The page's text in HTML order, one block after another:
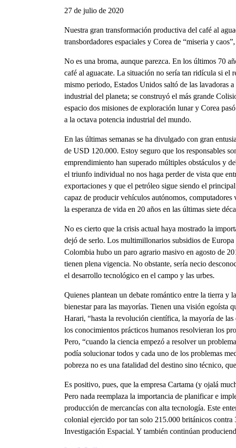
27 de julio de 2020
Nuestra gran transformación productiva del café al
transbordadores espaciales y Corea de “miseria y
No es una broma, aunque parezca. En los últimos 70
café al aguacate. La situación no sería tan ridícula si el
mismo periodo, Estados Unidos saltó de las lavadoras
industrial del planeta; se construyó el más grande
espacio dos misiones de exploración lunar y Corea
a la octava potencia industrial del mundo.
En las últimas semanas se ha divulgado con gran
de USD 120.000. Estoy seguro que los responsables
emprendimiento han superado múltiples obstáculos y
el triunfo individual no nos haga perder de vista que
exportaciones y que el petróleo sigue siendo el
capaz de producir vehículos autónomos,
la esperanza de vida en 20 años en las últimas siete
No es cierto que la crisis actual haya mostrado la
dejó de serlo. Los multimillonarios subsidios de
Colombia hubo un paro agrario masivo en agosto de
tienen plena vigencia. No obstante, sería necio
el desarrollo tecnológico en el campo y las urbes.
Quienes plantean un debate romántico entre la tierra y
bienestar para las mayorías. Tienen una visión egoísta
Harari, “hasta la revolución científica, la mayoría de
los conocimientos prácticos humanos resolvieran los
Pero, “cuando la ciencia empezó a resolver un
podía solucionar todos y cada uno de los problemas
pobreza no es una fatalidad del destino sino técnico,
Es positivo, pues, que la empresa Cartama (y ojalá
Pero nada reemplaza la importancia de planificar e
producción de mercancías con alta tecnología. Este
colonial ejercido por tan solo 215.000 británicos
Investigación Espacial. Y también continúan